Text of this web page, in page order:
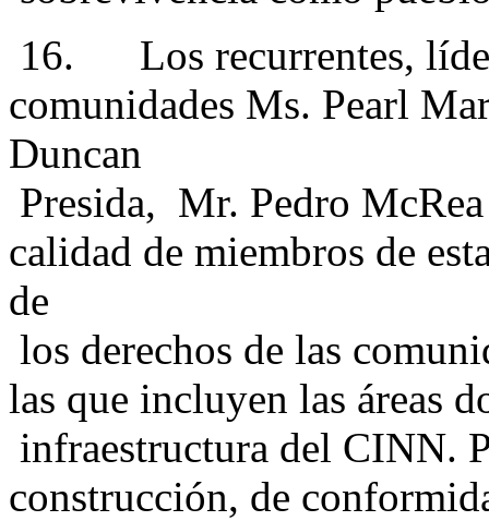
16. Los recurrentes,
comunidades Ms. Pearl
Duncan
Presida, Mr. Pedro
calidad de miembros de
de
los derechos de las
las que incluyen las áreas
infraestructura del CINN.
construcción, de